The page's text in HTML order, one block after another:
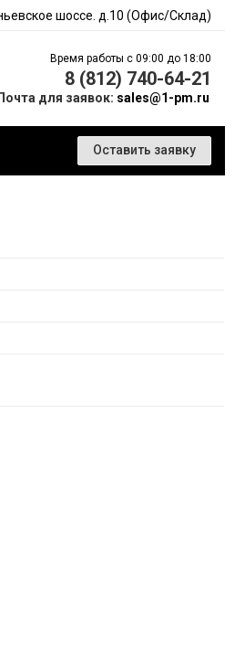
шоссе. д.10 (Офис/Склад)
Время работы с 09:00 до 18:00
8 (812) 740-64-21
Почта для заявок: sales@1-pm.ru
Оставить заявку